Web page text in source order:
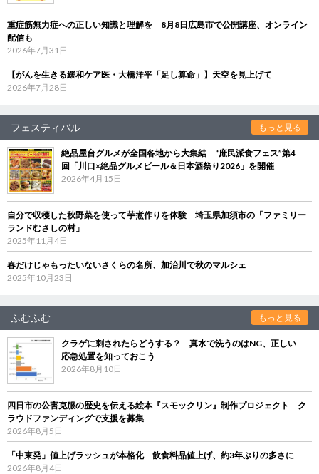
重症筋無力症への正しい知識と理解を 8月8日広島市で公開講座、オンライン
配信も
2026年7月31日
【がんを生きる緩和ケア医・大橋洋平「足し算命」】天空を見上げて
2026年7月28日
フェスティバル もっと見る
絶品屋台グルメが全国各地から大集結 “庶民派食フェス”第4
回「川口×絶品グルメビール＆日本酒祭り2026」を開催
2026年4月15日
自分で収穫した秋野菜を使って芋煮作りを体験 埼玉県加須市の「ファミリー
ランドむさしの村」
2025年11月4日
春だけじゃもったいないさくらの名所、加治川で秋のマルシェ
2025年10月23日
ふむふむ もっと見る
クラゲに刺されたらどうする？ 真水で洗うのはNG、正しい
応急処置を知っておこう
2026年8月10日
四日市の公害克服の歴史を伝える絵本『スモックリン』制作プロジェクト ク
ラウドファンディングで支援を募集
2026年8月5日
「中東発」値上げラッシュが本格化 飲食料品値上げ、約3年ぶりの多さに
2026年8月4日